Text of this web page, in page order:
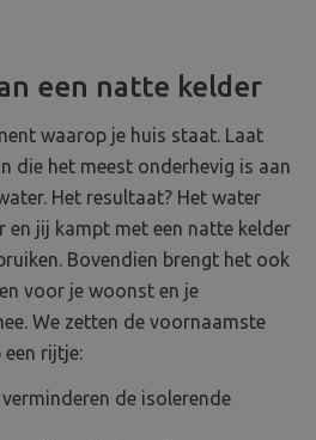
een natte kelder
waarop je huis staat. Laat
die het meest onderhevig is aan
Het resultaat? Het water
jij kampt met een natte kelder
Bovendien brengt het ook
voor je woonst en je
We zetten de voornaamste
een rijtje:
de isolerende